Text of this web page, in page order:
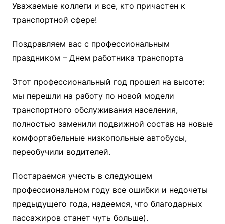
Уважаемые коллеги и все, кто причастен к
транспортной сфере!
Поздравляем вас с профессиональным
праздником – Днем работника транспорта
Этот профессиональный год прошел на высоте:
мы перешли на работу по новой модели
транспортного обслуживания населения,
полностью заменили подвижной состав на новые
комфортабельные низкопольные автобусы,
переобучили водителей.
Постараемся учесть в следующем
профессиональном году все ошибки и недочеты
предыдущего года, надеемся, что благодарных
пассажиров станет чуть больше).